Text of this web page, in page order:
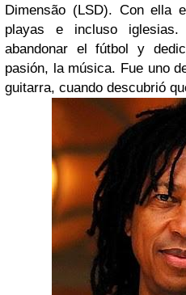
Dimensão (LSD). Con ella
playas e incluso
abandonar el fútbol y
pasión, la música. Fue uno
guitarra, cuando descubrió